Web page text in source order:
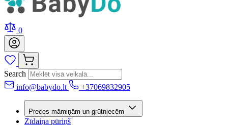
0
Search
info@babydo.lt
+37069832905
Preces māmiņām un grūtniecēm
Zīdaiņa pūriņš